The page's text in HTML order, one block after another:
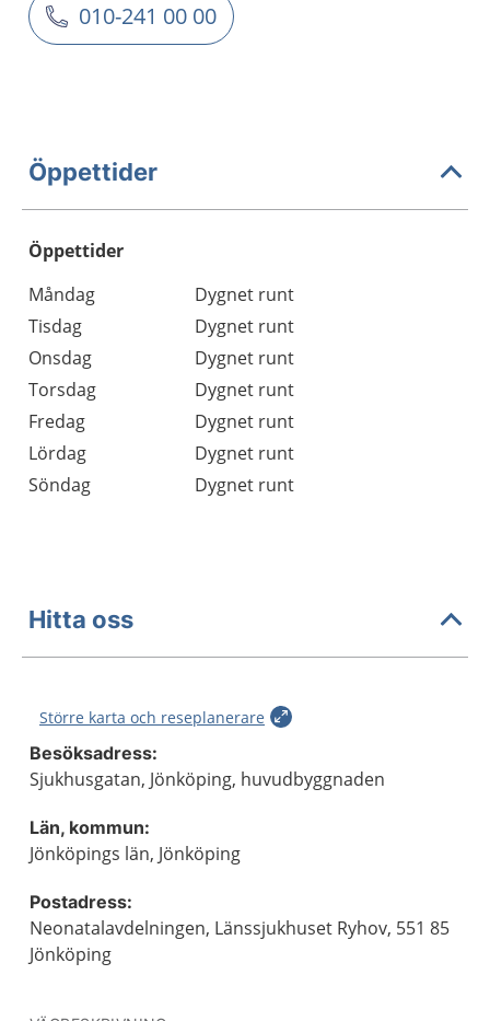
010-241 00 00
Öppettider
Öppettider
Dag
Öppettider
Kommentarer
Måndag
Dygnet runt
Tisdag
Dygnet runt
Onsdag
Dygnet runt
Torsdag
Dygnet runt
Fredag
Dygnet runt
Lördag
Dygnet runt
Söndag
Dygnet runt
Hitta oss
Större karta och reseplanerare
Besöksadress:
Sjukhusgatan, Jönköping, huvudbyggnaden
Län, kommun:
Jönköpings län, Jönköping
Postadress:
Neonatalavdelningen, Länssjukhuset Ryhov, 551 85
Jönköping